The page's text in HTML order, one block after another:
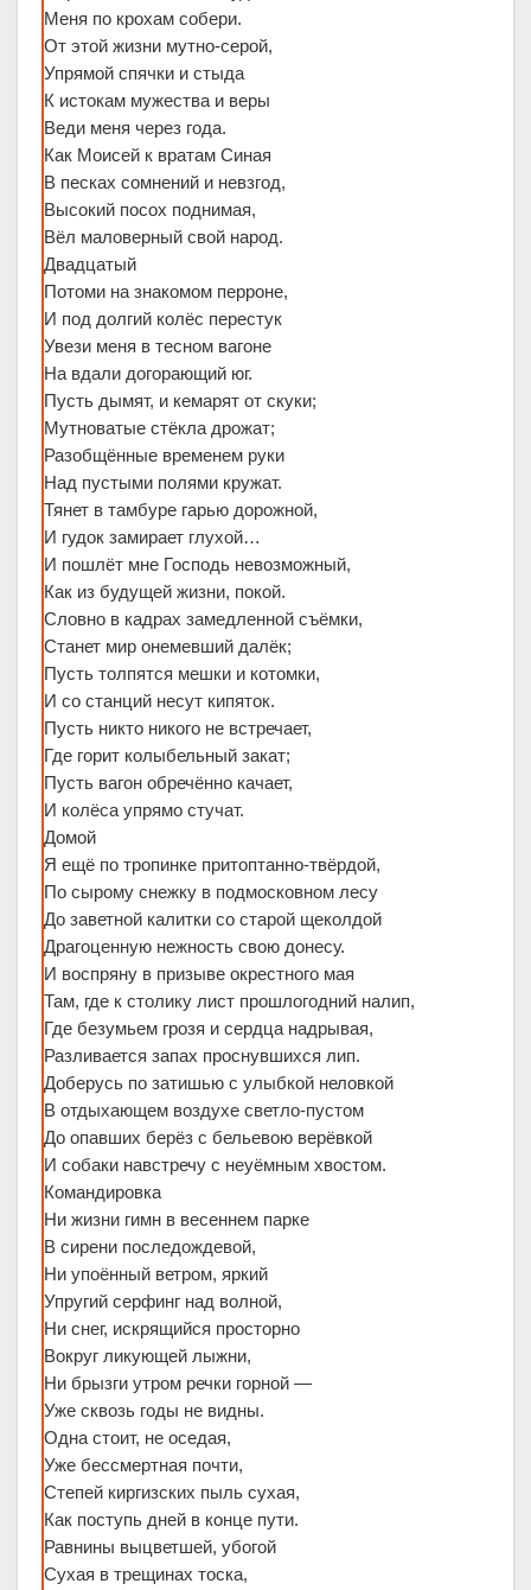
Меня по крохам собери.
От этой жизни мутно-серой,
Упрямой спячки и стыда
К истокам мужества и веры
Веди меня через года.
Как Моисей к вратам Синая
В песках сомнений и невзгод,
Высокий посох поднимая,
Вёл маловерный свой народ.
Двадцатый
Потоми на знакомом перроне,
И под долгий колёс перестук
Увези меня в тесном вагоне
На вдали догорающий юг.
Пусть дымят, и кемарят от скуки;
Мутноватые стёкла дрожат;
Разобщённые временем руки
Над пустыми полями кружат.
Тянет в тамбуре гарью дорожной,
И гудок замирает глухой…
И пошлёт мне Господь невозможный,
Как из будущей жизни, покой.
Словно в кадрах замедленной съёмки,
Станет мир онемевший далёк;
Пусть толпятся мешки и котомки,
И со станций несут кипяток.
Пусть никто никого не встречает,
Где горит колыбельный закат;
Пусть вагон обречённо качает,
И колёса упрямо стучат.
Домой
Я ещё по тропинке притоптанно-твёрдой,
По сырому снежку в подмосковном лесу
До заветной калитки со старой щеколдой
Драгоценную нежность свою донесу.
И воспряну в призыве окрестного мая
Там, где к столику лист прошлогодний налип,
Где безумьем грозя и сердца надрывая,
Разливается запах проснувшихся лип.
Доберусь по затишью с улыбкой неловкой
В отдыхающем воздухе светло-пустом
До опавших берёз с бельевою верёвкой
И собаки навстречу с неуёмным хвостом.
Командировка
Ни жизни гимн в весеннем парке
В сирени последождевой,
Ни упоённый ветром, яркий
Упругий серфинг над волной,
Ни снег, искрящийся просторно
Вокруг ликующей лыжни,
Ни брызги утром речки горной —
Уже сквозь годы не видны.
Одна стоит, не оседая,
Уже бессмертная почти,
Степей киргизских пыль сухая,
Как поступь дней в конце пути.
Равнины выцветшей, убогой
Сухая в трещинах тоска,